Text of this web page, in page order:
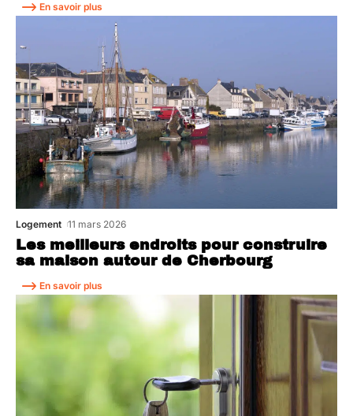
En savoir plus
Les meilleurs endroits pour construire
sa maison autour de Cherbourg
Logement 11 mars 2026
En savoir plus